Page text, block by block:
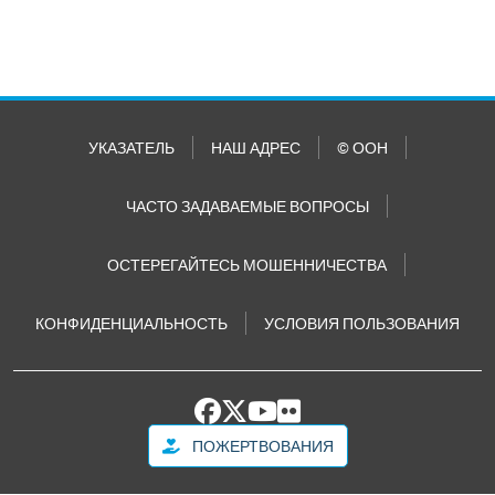
УКАЗАТЕЛЬ НАШ АДРЕС © ООН
ЧАСТО ЗАДАВАЕМЫЕ ВОПРОСЫ
ОСТЕРЕГАЙТЕСЬ МОШЕННИЧЕСТВА
КОНФИДЕНЦИАЛЬНОСТЬ УСЛОВИЯ ПОЛЬЗОВАНИЯ
ПОЖЕРТВОВАНИЯ